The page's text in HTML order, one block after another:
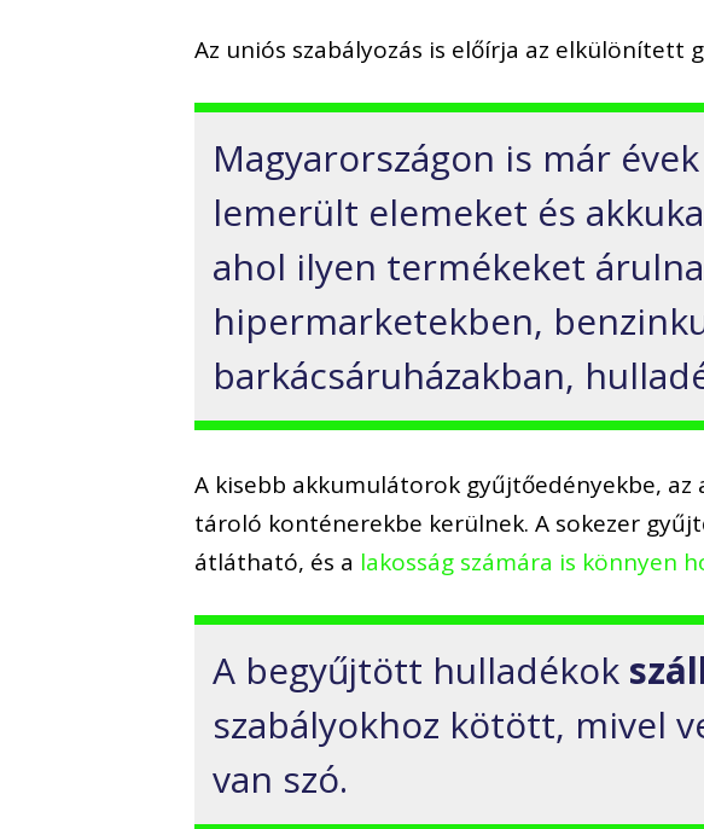
Az uniós szabályozás is előírja az elkülönített
Magyarországon is már
lemerült elemeket és
ahol ilyen termékeket
hipermarketekben,
barkácsáruházakban,
A kisebb akkumulátorok gyűjtőedényekbe,
tároló konténerekbe kerülnek. A sokezer
átlátható, és a lakosság számára is könnyen
A begyűjtött hulladékok
szabályokhoz kötött, mivel
van szó.